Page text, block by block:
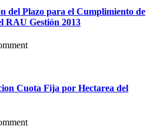
del Plazo para el Cumplimiento de
RAU Gestión 2013
Cuota Fija por Hectarea del